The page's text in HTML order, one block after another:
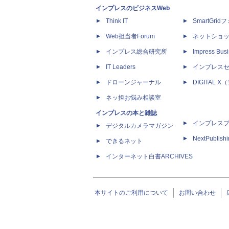
インプレスのビジネスWeb
Think IT
Web担当者Forum
インプレス総合研究所
IT Leaders
ドローンジャーナル
ネッ担お悩み相談室
インプレスの本と雑誌
デジタルカメラマガジン
できるネット
インターネット白書ARCHIVES
SmartGridフ
ネットショ
Impress
インプレス
DIGITAL X
インプレス
本サイトのご利用について お問い合わせ